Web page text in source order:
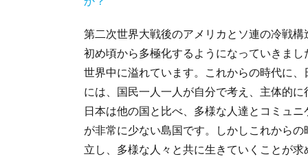
第二次世界大戦後のアメリカとソ連の冷戦
初め頃から多極化するようになっていきま
世界中に溢れています。これからの時代に
には、国民一人一人が自分で考え、主体的
日本は他の国と比べ、多様な人達とコミュ
が非常に少ない島国です。しかしこれから
立し、多様な人々と共に生きていくことが